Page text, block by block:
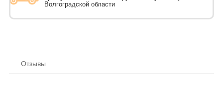
Волгоградской области
Отзывы